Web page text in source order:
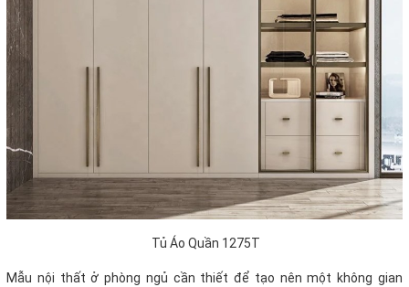
Tủ Áo Quần 1275T
Mẫu nội thất ở phòng ngủ cần thiết để tạo nên một không gian